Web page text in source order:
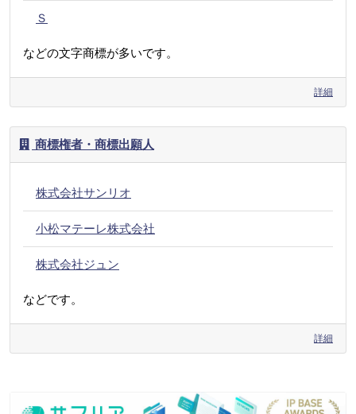
Ｓ
などの文字商標が多いです。
詳細
商標権者・商標出願人
株式会社サンリオ
小松マテーレ株式会社
株式会社ジュン
などです。
詳細